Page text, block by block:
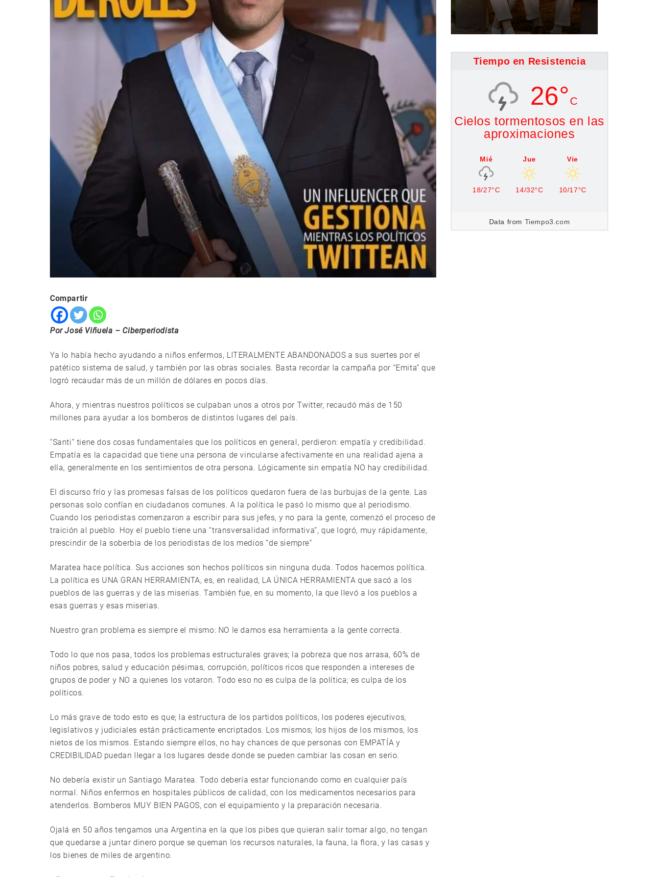
Compartir
Por José Viñuela – Ciberperiodista
Ya lo había hecho ayudando a niños enfermos, LITERALMENTE ABANDONADOS a sus suertes por el
patético sistema de salud, y también por las obras sociales. Basta recordar la campaña por “Emita” que
logró recaudar más de un millón de dólares en pocos días.
Ahora, y mientras nuestros políticos se culpaban unos a otros por Twitter, recaudó más de 150
millones para ayudar a los bomberos de distintos lugares del país.
“Santi” tiene dos cosas fundamentales que los políticos en general, perdieron: empatía y credibilidad.
Empatía es la capacidad que tiene una persona de vincularse afectivamente en una realidad ajena a
ella, generalmente en los sentimientos de otra persona. Lógicamente sin empatía NO hay credibilidad.
El discurso frío y las promesas falsas de los políticos quedaron fuera de las burbujas de la gente. Las
personas solo confían en ciudadanos comunes. A la política le pasó lo mismo que al periodismo.
Cuando los periodistas comenzaron a escribir para sus jefes, y no para la gente, comenzó el proceso de
traición al pueblo. Hoy el pueblo tiene una “transversalidad informativa”, que logró, muy rápidamente,
prescindir de la soberbia de los periodistas de los medios “de siempre”
Maratea hace política. Sus acciones son hechos políticos sin ninguna duda. Todos hacemos política.
La política es UNA GRAN HERRAMIENTA, es, en realidad, LA ÚNICA HERRAMIENTA que sacó a los
pueblos de las guerras y de las miserias. También fue, en su momento, la que llevó a los pueblos a
esas guerras y esas miserias.
Nuestro gran problema es siempre el mismo: NO le damos esa herramienta a la gente correcta.
Todo lo que nos pasa, todos los problemas estructurales graves; la pobreza que nos arrasa, 60% de
niños pobres, salud y educación pésimas, corrupción, políticos ricos que responden a intereses de
grupos de poder y NO a quienes los votaron. Todo eso no es culpa de la política; es culpa de los
políticos.
Lo más grave de todo esto es que; la estructura de los partidos políticos, los poderes ejecutivos,
legislativos y judiciales están prácticamente encriptados. Los mismos; los hijos de los mismos, los
nietos de los mismos. Estando siempre ellos, no hay chances de que personas con EMPATÍA y
CREDIBILIDAD puedan llegar a los lugares desde donde se pueden cambiar las cosan en serio.
No debería existir un Santiago Maratea. Todo debería estar funcionando como en cualquier país
normal. Niños enfermos en hospitales públicos de calidad, con los medicamentos necesarios para
atenderlos. Bomberos MUY BIEN PAGOS, con el equipamiento y la preparación necesaria.
Ojalá en 50 años tengamos una Argentina en la que los pibes que quieran salir tomar algo, no tengan
que quedarse a juntar dinero porque se queman los recursos naturales, la fauna, la flora, y las casas y
los bienes de miles de argentino.
Tiempo en Resistencia
26° C
Cielos tormentosos en las
aproximaciones
Mié
18/27°C
Jue
14/32°C
Vie
10/17°C
Data from Tiempo3.com